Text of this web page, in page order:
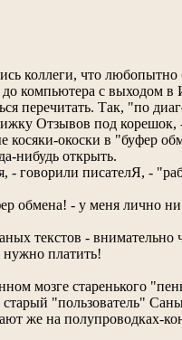
коллеги, что
компьютера с выходом в
перечитать. Так, "по
Отзывов под корешок, -
косяки-окоски в "буфер
нибудь открыть.
- говорили писателЯ, -
обмена! - у меня лично
текстов -
платить!
мозге старенького
"пользователь"
же на полупроводках-